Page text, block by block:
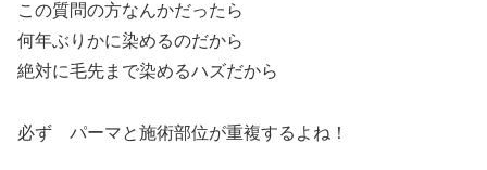
この質問の方なんかだったら
何年ぶりかに染めるのだから
絶対に毛先まで染めるハズだから
必ず パーマと施術部位が重複するよね！